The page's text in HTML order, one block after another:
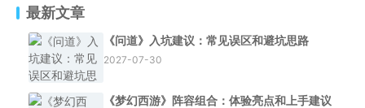
最新文章
《问道》入坑建议：常见误区和避坑思路
2027-07-30
《梦幻西游》阵容组合：体验亮点和上手建议